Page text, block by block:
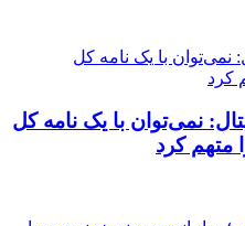
نمی‌توان با یک نامه کل
متهم کرد